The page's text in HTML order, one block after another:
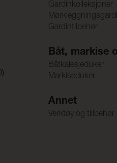
Gardinkolleksjoner
Gardintilbehør
Båt, markise
Båtkalesjeduker
Markiseduker
Annet
Verktøy og tillbehør